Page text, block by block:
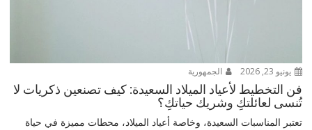
يونيو 23, 2026 الجمهورية
فن التخطيط لأعياد الميلاد السعيدة: كيف تصنعين ذكريات لا
تُنسى لعائلتكِ وشريك حياتكِ؟
تعتبر المناسبات السعيدة، وخاصة أعياد الميلاد، محطات مميزة في حياة